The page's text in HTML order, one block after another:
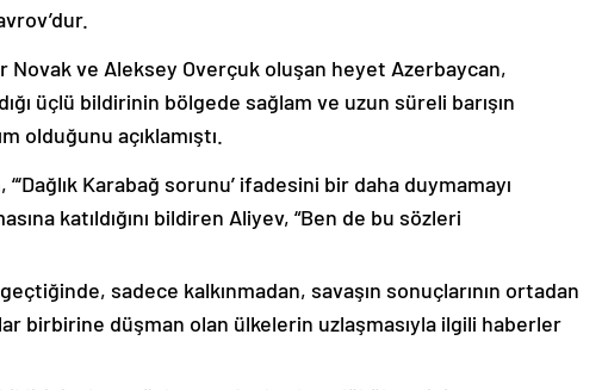
Novak ve Aleksey Overçuk oluşan heyet Azerbaycan,
üçlü bildirinin bölgede sağlam ve uzun süreli barışın
olduğunu açıklamıştı.
“‘Dağlık Karabağ sorunu’ ifadesini bir daha duymamayı
katıldığını bildiren Aliyev, “Ben de bu sözleri
sadece kalkınmadan, savaşın sonuçlarının ortadan
birbirine düşman olan ülkelerin uzlaşmasıyla ilgili haberler